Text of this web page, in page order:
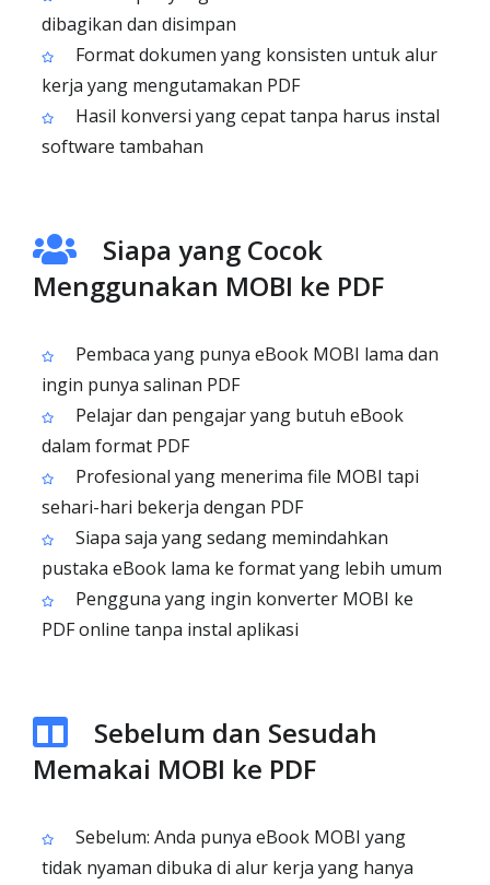
dibagikan dan disimpan
Format dokumen yang konsisten untuk alur
kerja yang mengutamakan PDF
Hasil konversi yang cepat tanpa harus instal
software tambahan
Siapa yang Cocok
Menggunakan MOBI ke PDF
Pembaca yang punya eBook MOBI lama dan
ingin punya salinan PDF
Pelajar dan pengajar yang butuh eBook
dalam format PDF
Profesional yang menerima file MOBI tapi
sehari-hari bekerja dengan PDF
Siapa saja yang sedang memindahkan
pustaka eBook lama ke format yang lebih umum
Pengguna yang ingin konverter MOBI ke
PDF online tanpa instal aplikasi
Sebelum dan Sesudah
Memakai MOBI ke PDF
Sebelum: Anda punya eBook MOBI yang
tidak nyaman dibuka di alur kerja yang hanya